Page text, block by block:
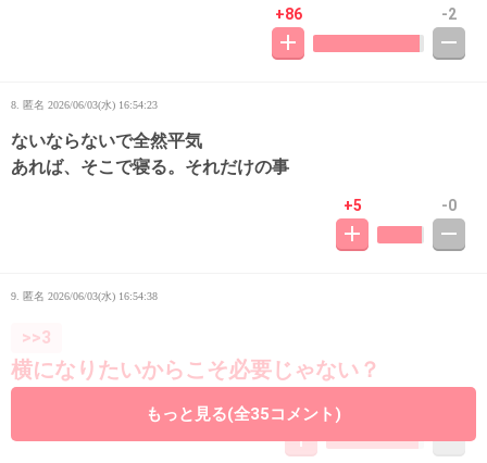
+86 -2
8. 匿名 2026/06/03(水) 16:54:23
ないならないで全然平気
あれば、そこで寝る。それだけの事
+5 -0
9. 匿名 2026/06/03(水) 16:54:38
>>3
横になりたいからこそ必要じゃない？
+49
もっと見る(全35コメント)